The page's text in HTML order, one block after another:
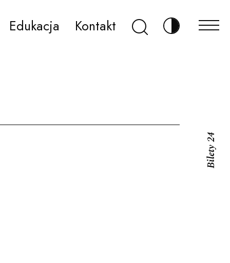
Edukacja Kontakt SzukajZmień
Bilety 24